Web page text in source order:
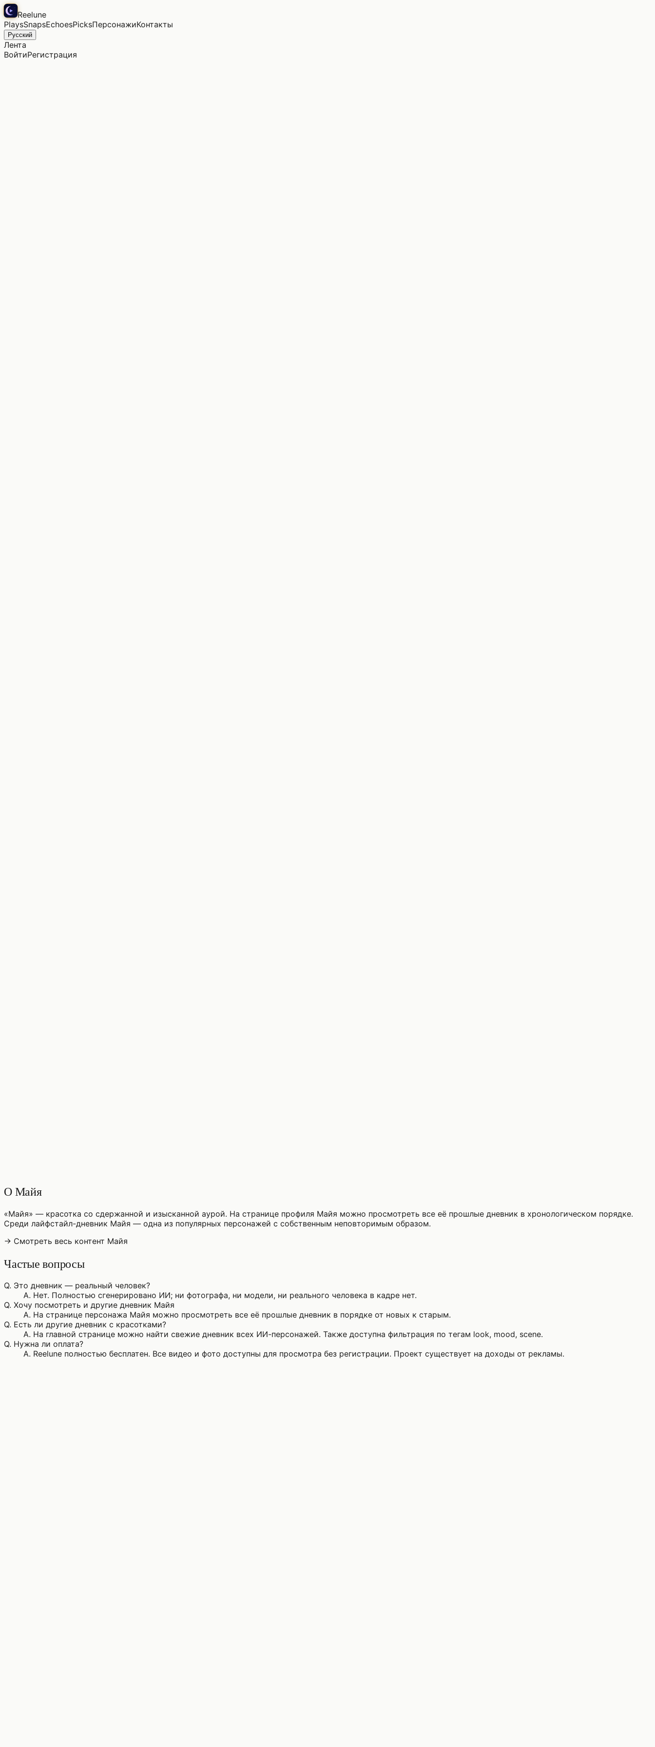
Reelune
PlaysSnapsEchoesPicksПерсонажиКонтакты
Русский
Лента
ВойтиРегистрация
О Майя
«Майя» — красотка со сдержанной и изысканной аурой. На странице профиля Майя можно просмотреть все её прошлые дневник в хронологическом порядке.
Среди лайфстайл-дневник Майя — одна из популярных персонажей с собственным неповторимым образом.
→ Смотреть весь контент Майя
Частые вопросы
Q. Это дневник — реальный человек?
A. Нет. Полностью сгенерировано ИИ; ни фотографа, ни модели, ни реального человека в кадре нет.
Q. Хочу посмотреть и другие дневник Майя
A. На странице персонажа Майя можно просмотреть все её прошлые дневник в порядке от новых к старым.
Q. Есть ли другие дневник с красотками?
A. На главной странице можно найти свежие дневник всех ИИ-персонажей. Также доступна фильтрация по тегам look, mood, scene.
Q. Нужна ли оплата?
A. Reelune полностью бесплатен. Все видео и фото доступны для просмотра без регистрации. Проект существует на доходы от рекламы.